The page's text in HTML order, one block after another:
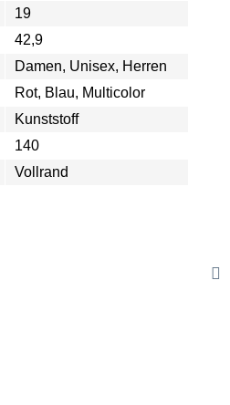
19
42,9
Damen, Unisex, Herren
Rot, Blau, Multicolor
Kunststoff
140
Vollrand